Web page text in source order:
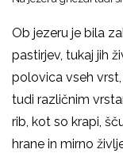
Ob jezeru je bila
pastirjev, tukaj jih
polovica vseh
tudi različnim
rib, kot so krapi,
hrane in mirno